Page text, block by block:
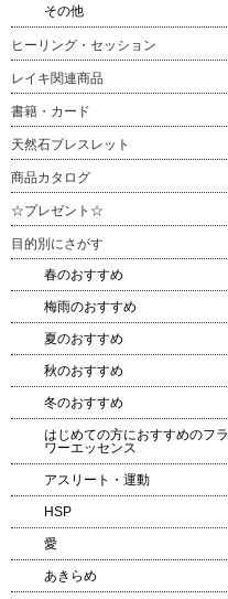
その他
ヒーリング・セッション
レイキ関連商品
書籍・カード
天然石ブレスレット
商品カタログ
☆プレゼント☆
目的別にさがす
春のおすすめ
梅雨のおすすめ
夏のおすすめ
秋のおすすめ
冬のおすすめ
はじめての方におすすめのフラ
ワーエッセンス
アスリート・運動
HSP
愛
あきらめ